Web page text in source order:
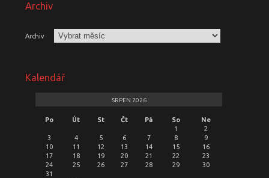
Archiv
Archiv
Kalendář
SRPEN 2026
Po Út St Čt Pá So Ne
1
2
3
4 5 6 7 8
9
10
11 12 13 14 15
16
17
18 19 20 21 22
23
24
25 26 27 28 29
30
31